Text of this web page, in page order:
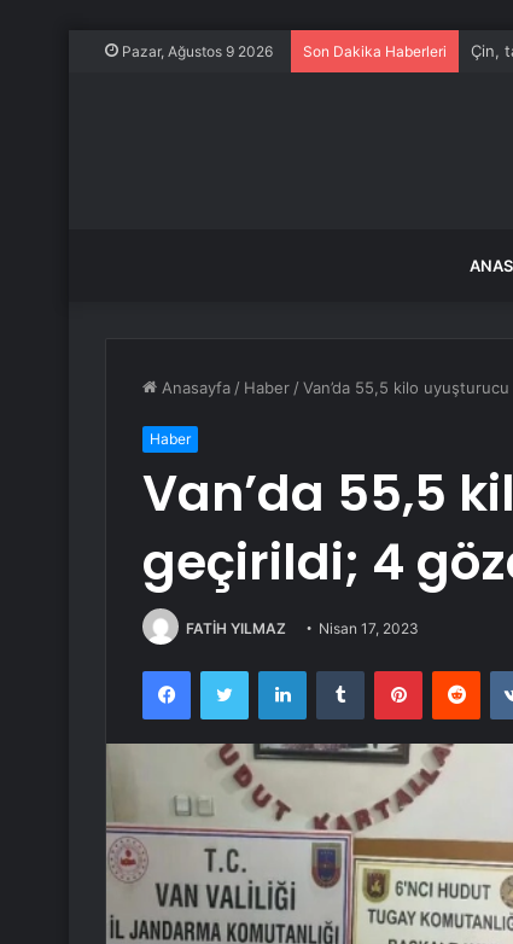
Pazar, Ağustos 9 2026 Son Dakika Haberleri Bu
Anasayfa / Haber /Van’da 55,5 kilo
Haber
Van’da 55,5
geçirildi; 4
FATİH YILMAZ Nisan 17, 2023
FacebookTwitter LinkedInTumblr Pinterest